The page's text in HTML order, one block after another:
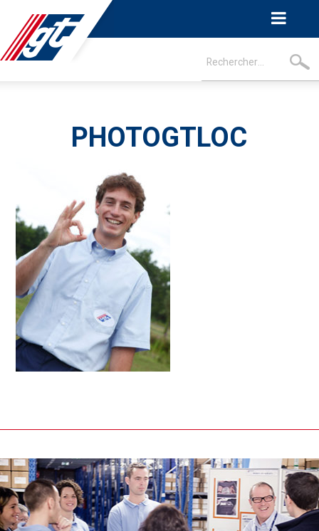
PHOTOGTLOC